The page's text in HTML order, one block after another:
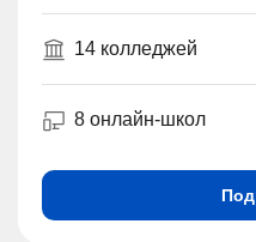
14 колледжей
8 онлайн-школ